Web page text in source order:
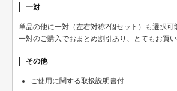
一対
単品の他に一対（左右対称2個セット）も選択可
一対のご購入でおまとめ割引あり、とてもお買い
その他
ご使用に関する取扱説明書付